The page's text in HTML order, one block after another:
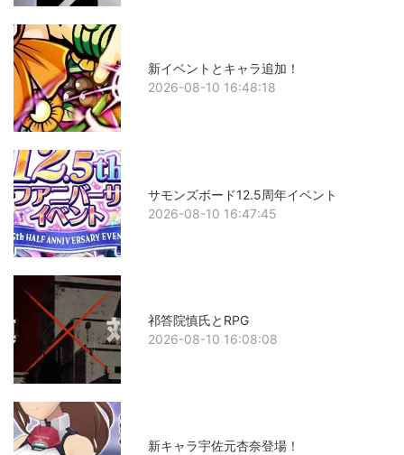
新イベントとキャラ追加！
2026-08-10 16:48:18
サモンズボード12.5周年イベント
2026-08-10 16:47:45
祁答院慎氏とRPG
2026-08-10 16:08:08
新キャラ宇佐元杏奈登場！